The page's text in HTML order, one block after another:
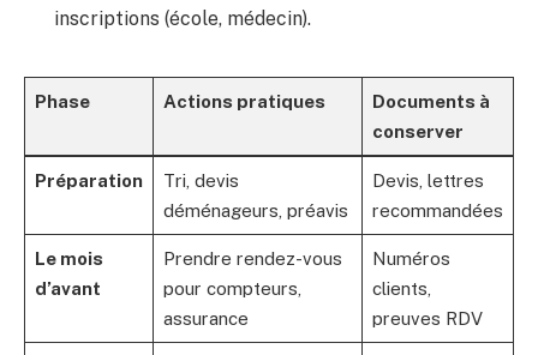
inscriptions (école, médecin).
Phase Actions pratiques
Documents à
conserver
Préparation
Tri, devis
déménageurs, préavis
Devis, lettres
recommandées
Le mois
d’avant
Prendre rendez-vous
pour compteurs,
assurance
Numéros
clients,
preuves RDV